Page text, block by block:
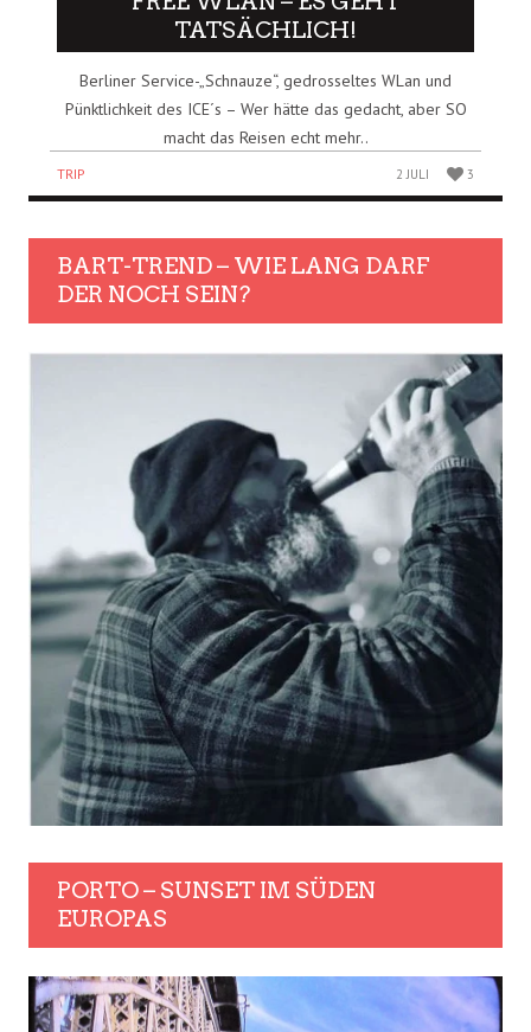
TATSÄCHLICH!
Berliner Service-„Schnauze“, gedrosseltes WLan und
Pünktlichkeit des ICE´s – Wer hätte das gedacht, aber SO
macht das Reisen echt mehr..
TRIP 2 JULI 3
BART-TREND – WIE LANG DARF
DER NOCH SEIN?
PORTO – SUNSET IM SÜDEN
EUROPAS